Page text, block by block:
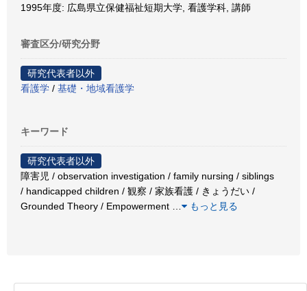
1995年度: 広島県立保健福祉短期大学, 看護学科, 講師
審査区分/研究分野
研究代表者以外
看護学 / 基礎・地域看護学
キーワード
研究代表者以外
障害児 / observation investigation / family nursing / siblings
/ handicapped children / 観察 / 家族看護 / きょうだい /
Grounded Theory / Empowerment
もっと見る